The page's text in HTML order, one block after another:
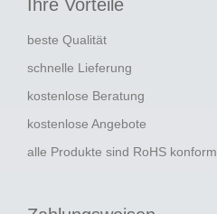
Ihre Vorteile
beste Qualität
schnelle Lieferung
kostenlose Beratung
kostenlose Angebote
alle Produkte sind RoHS konform